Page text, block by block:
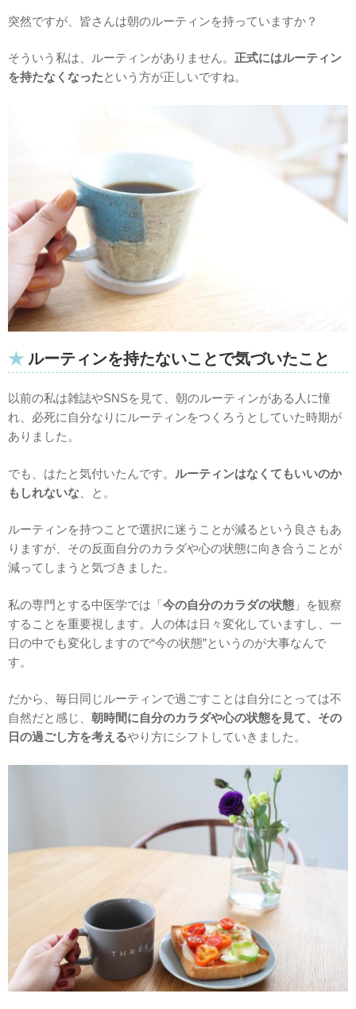
突然ですが、皆さんは朝のルーティンを持っていますか？
そういう私は、ルーティンがありません。 正式にはルーティン
を持たなくなったという方が正しいですね。
ルーティンを持たないことで気づいたこと
以前の私は雑誌やSNSを見て、朝のルーティンがある人に憧
れ、必死に自分なりにルーティンをつくろうとしていた時期が
ありました。
でも、はたと気付いたんです。 ルーティンはなくてもいいのか
もしれないな 、と。
ルーティンを持つことで選択に迷うことが減るという良さもあ
りますが、その反面自分のカラダや心の状態に向き合うことが
減ってしまうと気づきました。
私の専門とする中医学では「今の自分のカラダの状態 」を観察
することを重要視します。人の体は日々変化していますし、一
日の中でも変化しますので“今の状態”というのが大事なんで
す。
だから、毎日同じルーティンで過ごすことは自分にとっては不
自然だと感じ、 朝時間に自分のカラダや心の状態を見て、その
日の過ごし方を考えるやり方にシフトしていきました。